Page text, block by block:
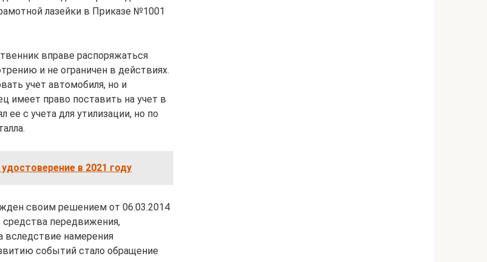
лазейки в Приказе №1001
вправе распоряжаться
и не ограничен в действиях.
учет автомобиля, но и
имеет право поставить на учет в
с учета для утилизации, но по
в 2021 году
своим решением от 06.03.2014
передвижения,
вследствие намерения
событий стало обращение